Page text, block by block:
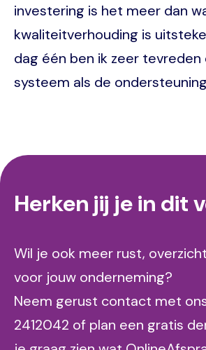
investering is het meer dan
kwaliteitverhouding is
dag één ben ik zeer
systeem als de
Herken jij je in dit
Wil je ook meer rust,
voor jouw onderneming?
Neem gerust contact met
2412042 of plan een gratis